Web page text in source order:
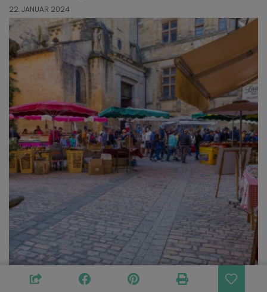
22. JANUAR 2024
reise-inspiration